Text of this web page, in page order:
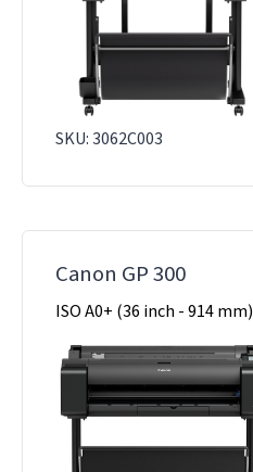
SKU: 3062C003
Canon GP 300
ISO A0+ (36 inch - 914 mm)